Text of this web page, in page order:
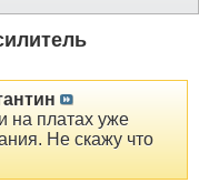
на платах уже
Не скажу что